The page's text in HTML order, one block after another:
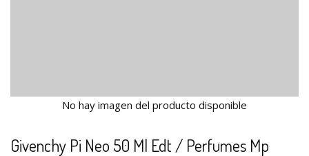
No hay imagen del producto disponible
Givenchy Pi Neo 50 Ml Edt / Perfumes Mp